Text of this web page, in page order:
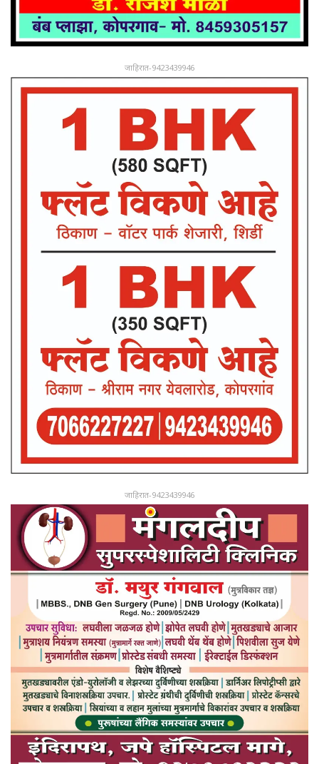
जाहिरात-9423439946
जाहिरात-9423439946